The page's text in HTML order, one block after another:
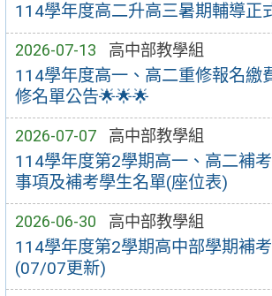
114學年度高二升高三暑期輔導正
2026-07-13 高中部教學組
114學年度高一、高二重修報名繳
修名單公告🌟🌟🌟
2026-07-07 高中部教學組
114學年度第2學期高一、高二補
事項及補考學生名單(座位表)
2026-06-30 高中部教學組
114學年度第2學期高中部學期補
(07/07更新)